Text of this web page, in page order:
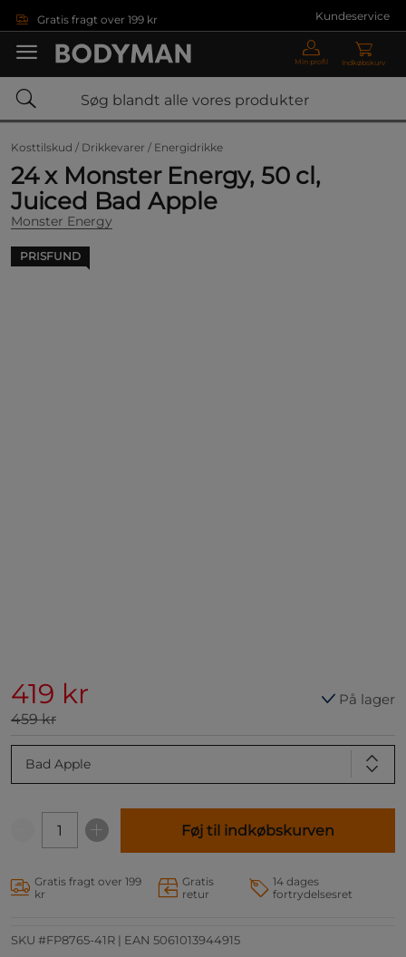
Gratis fragt over 199 kr Kundeservice
Min profil Indkøbskurv
Kosttilskud / Drikkevarer / Energidrikke
24 x Monster Energy, 50 cl,
Juiced Bad Apple
Monster Energy
PRISFUND
419 kr
459 kr
På lager
Bad Apple
Føj til indkøbskurven
Gratis fragt over 199
kr
Gratis
retur
14 dages
fortrydelsesret
SKU #FP8765-41R | EAN 5061013944915